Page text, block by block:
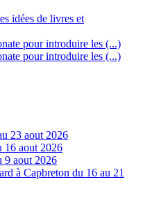
idées de livres et
pour introduire les (...)
pour introduire les (...)
23 aout 2026
16 aout 2026
9 aout 2026
à Capbreton du 16 au 21